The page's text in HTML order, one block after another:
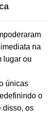
na
lugar ou
únicas
o
disso, os